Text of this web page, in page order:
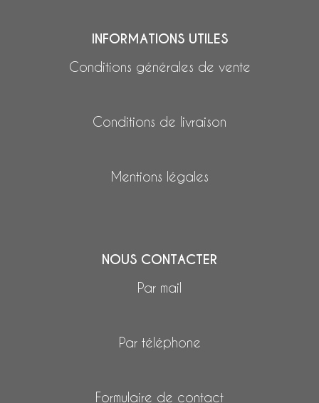
INFORMATIONS UTILES
Conditions générales de vente
Conditions de livraison
Mentions légales
NOUS CONTACTER
Par mail
Par téléphone
Formulaire de contact